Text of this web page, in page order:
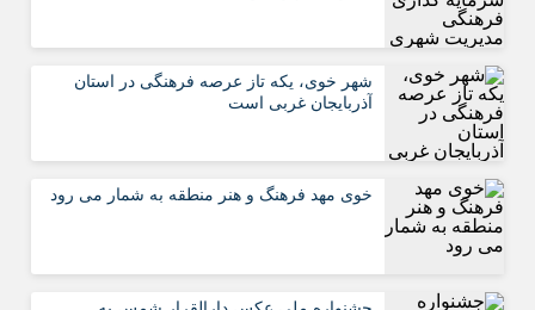
شهر خوی، یکه تاز عرصه فرهنگی در استان
آذربایجان غربی است
خوی مهد فرهنگ و هنر منطقه به شمار می رود